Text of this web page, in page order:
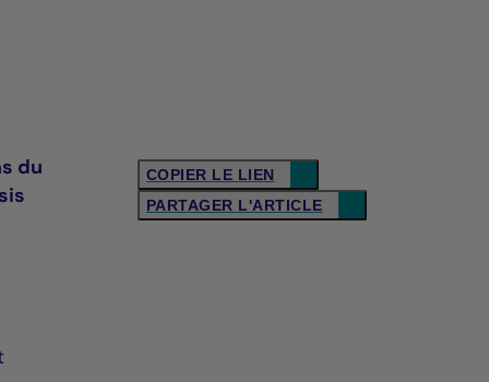
COPIER LE LIEN
PARTAGER L'ARTICLE
du